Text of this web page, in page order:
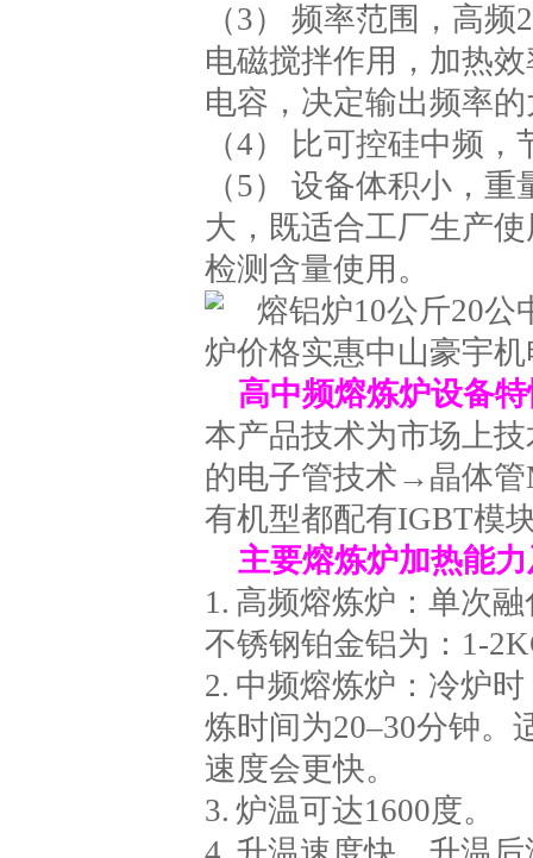
（3） 频率范围，高
电磁搅拌作用，加热
电容，决定输出频率
（4） 比可控硅中频
（5） 设备体积小，
大，既适合工厂生产
检测含量使用。
高中频熔炼炉设备
本产品技术为市场上
的电子管技术→晶体
有机型都配有IGBT模
主要熔炼炉加热能
1. 高频熔炼炉：单次
不锈钢铂金铝为：1-
2. 中频熔炼炉：冷炉
炼时间为20–30分钟。
速度会更快。
3. 炉温可达1600度。